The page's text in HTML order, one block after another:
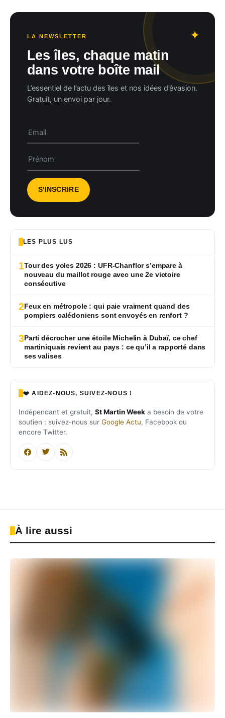
LA NEWSLETTER
Les îles, chaque matin
dans votre boîte mail
L’essentiel de l’actu des îles et nos idées d’évasion.
Gratuit, un envoi par jour.
LES PLUS LUS
1Tour des yoles 2026 : UFR-Chanflor s’empare à
nouveau du maillot rouge avec une 2e victoire
consécutive
2Feux en métropole : qui paie vraiment quand des
pompiers calédoniens sont envoyés en renfort ?
3Parti décrocher une étoile Michelin à Dubaï, ce chef
martiniquais revient au pays : ce qu’il a rapporté dans
ses valises
❤️ AIDEZ-NOUS, SUIVEZ-NOUS !
Indépendant et gratuit, St Martin Week a besoin de votre
soutien : suivez-nous sur Google Actu, Facebook ou
encore Twitter.
À lire aussi